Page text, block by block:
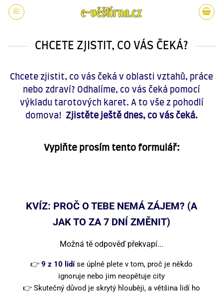
CHCETE ZJISTIT, CO VÁS ČEKÁ?
Chcete zjistit, co vás čeká v oblasti vztahů, práce
nebo zdraví? Odhalíme, co vás čeká pomocí
výkladu tarotových karet. A to vše z pohodlí
domova! Zjistěte ještě dnes, co vás čeká.
Vyplňte prosím tento formulář:
KVÍZ: PROČ O TEBE NEMÁ ZÁJEM? (A
JAK TO ZA 7 DNÍ ZMĚNIT)
Možná tě odpověď překvapí...
👉 9 z 10 lidíse úplně plete v tom, proč je někdo
ignoruje nebo jim neopětuje city
👉 Skutečný důvod je skrytý hlouběji, a většina lidí ho